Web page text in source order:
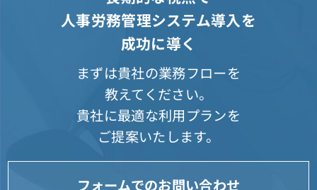
人事労務管理システム導入を
成功に導く
まずは貴社の業務フローを
教えてください。
貴社に最適な利用プランを
ご提案いたします。
フォームでのお問い合わせ